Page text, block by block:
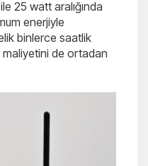
25 watt aralığında
enerjiyle
binlerce saatlik
maliyetini de ortadan